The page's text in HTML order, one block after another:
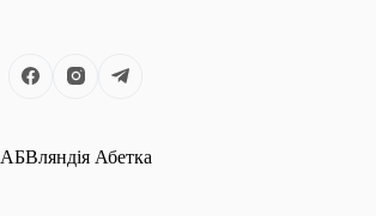
АБВляндія Абетка